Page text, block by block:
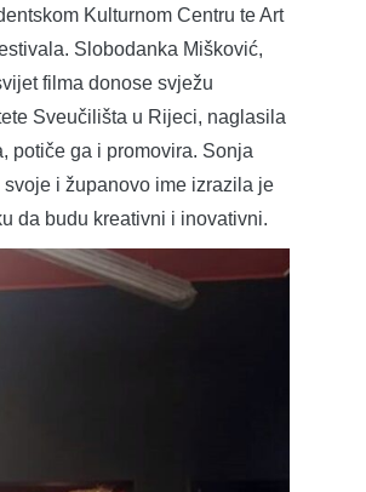
Kulturnom Centru te Art
Slobodanka Mišković,
filma donose svježu
Sveučilišta u Rijeci, naglasila
potiče ga i promovira. Sonja
i županovo ime izrazila je
da budu kreativni i inovativni.